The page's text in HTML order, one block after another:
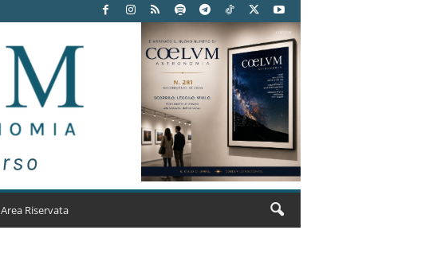
Area Riservata